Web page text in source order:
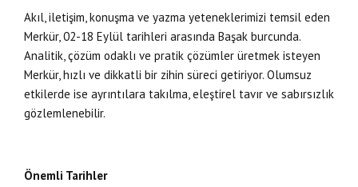
Akıl, iletişim, konuşma ve yazma yeteneklerimizi temsil eden
Merkür, 02-18 Eylül tarihleri arasında Başak burcunda.
Analitik, çözüm odaklı ve pratik çözümler üretmek isteyen
Merkür, hızlı ve dikkatli bir zihin süreci getiriyor. Olumsuz
etkilerde ise ayrıntılara takılma, eleştirel tavır ve sabırsızlık
gözlemlenebilir.
Önemli Tarihler